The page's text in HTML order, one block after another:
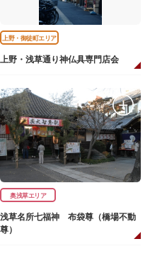
上野・御徒町エリア
上野・浅草通り神仏具専門店会
奥浅草エリア
浅草名所七福神 布袋尊（橋場不動
尊）